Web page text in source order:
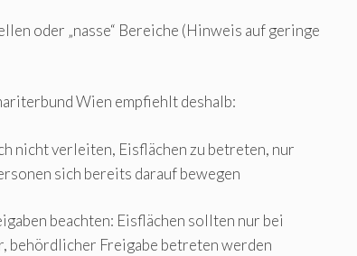
oder „nasse“ Bereiche (Hinweis auf geringe
Wien empfiehlt deshalb:
nicht verleiten, Eisflächen zu betreten, nur
sich bereits darauf bewegen
beachten: Eisflächen sollten nur bei
behördlicher Freigabe betreten werden